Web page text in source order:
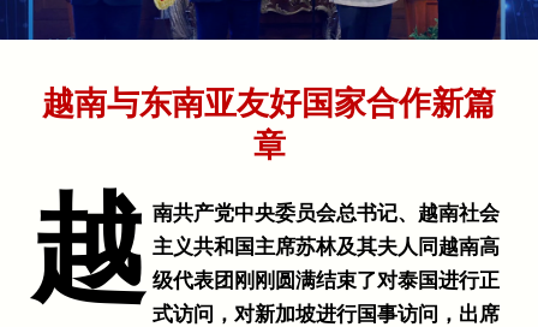
cn.nhandan.vn | E-Magazine
越南与东南亚友好国家合作新篇
章
越 南共产党中央委员会总书记、越南社会
主义共和国主席苏林及其夫人同越南高
级代表团刚刚圆满结束了对泰国进行正
式访问，对新加坡进行国事访问，出席